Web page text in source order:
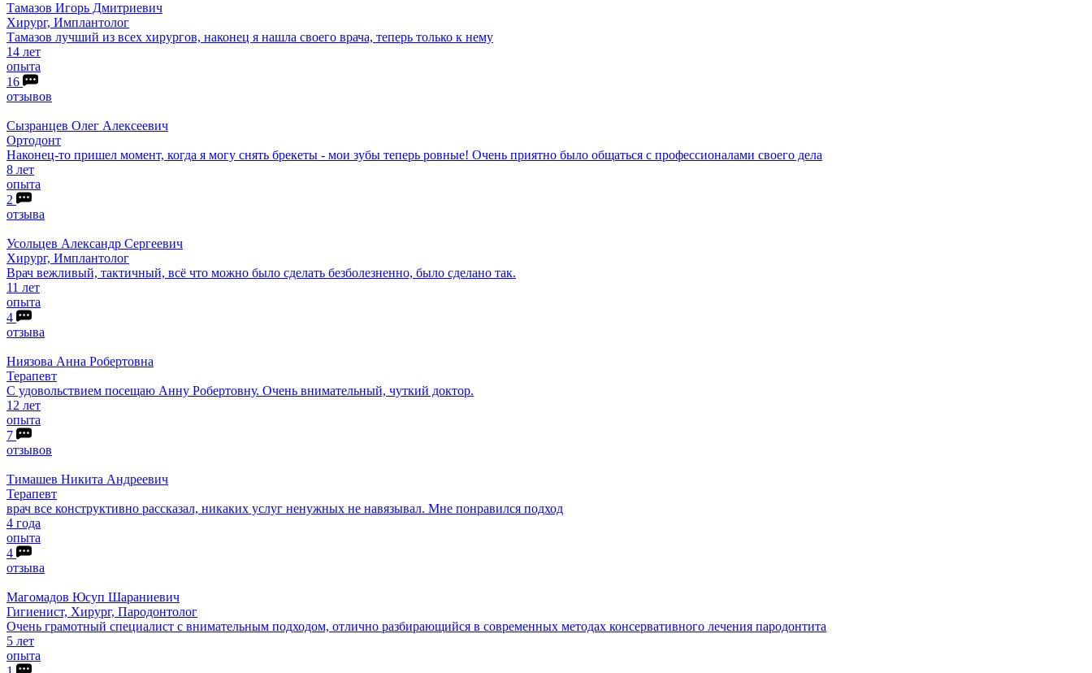
Тамазов Игорь Дмитриевич
Хирург, Имплантолог
Тамазов лучший из всех хирургов, наконец я нашла своего врача, теперь только к нему
14 лет
опыта
16
отзывов
Сызранцев Олег Алексеевич
Ортодонт
Наконец-то пришел момент, когда я могу снять брекеты - мои зубы теперь ровные! Очень приятно было общаться с профессионалами своего дела
8 лет
опыта
2
отзыва
Усольцев Александр Сергеевич
Хирург, Имплантолог
Врач вежливый, тактичный, всё что можно было сделать безболезненно, было сделано так.
11 лет
опыта
4
отзыва
Ниязова Анна Робертовна
Терапевт
С удовольствием посещаю Анну Робертовну. Очень внимательный, чуткий доктор.
12 лет
опыта
7
отзывов
Тимашев Никита Андреевич
Терапевт
врач все конструктивно рассказал, никаких услуг ненужных не навязывал. Мне понравился подход
4 года
опыта
4
отзыва
Магомадов Юсуп Шараниевич
Гигиенист, Хирург, Пародонтолог
Очень грамотный специалист с внимательным подходом, отлично разбирающийся в современных методах консервативного лечения пародонтита
5 лет
опыта